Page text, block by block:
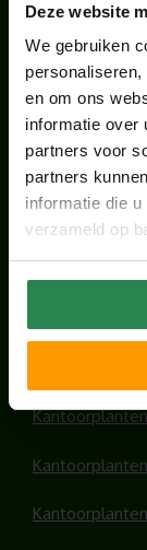
Deze website
We gebruiken
en om ons
informatie over
partners voor
partners
informatie die
verzameld op